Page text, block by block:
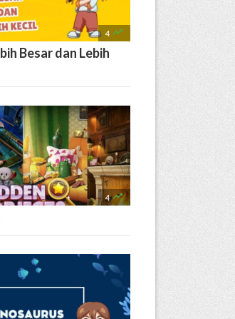
4 
Besar dan Lebih
4 